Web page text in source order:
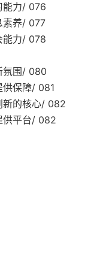
力/ 076
养/ 077
力/ 078
氛围/ 080
保障/ 081
的核心/ 082
平台/ 082